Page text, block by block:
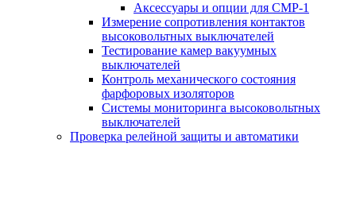
Аксессуары и опции для СМР-1
Измерение сопротивления контактов
высоковольтных выключателей
Тестирование камер вакуумных
выключателей
Контроль механического состояния
фарфоровых изоляторов
Системы мониторинга высоковольтных
выключателей
Проверка релейной защиты и автоматики